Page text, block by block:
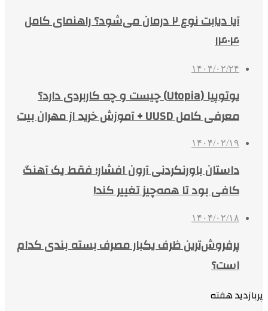
آیا دیابت نوع ۲ درمان می‌شود؟ راهنمای کامل
۱۴۰۴
۱۴۰۴/۰۲/۲۴
یوتوپیا (Utopia) چیست و چه کاربردی دارد؟
معرفی کامل UUSD + آموزش خرید از مهران بیت
۱۴۰۴/۰۲/۱۹
داستان باورنکردنی آرون افشار؛ فقط یک آهنگ
کافی بود تا همه‌چیز تغییر کند!
۱۴۰۴/۰۲/۱۸
پرفروش‌ترین ظرف یکبار مصرف بسته بندی کدام
است؟
پربازدید هفته